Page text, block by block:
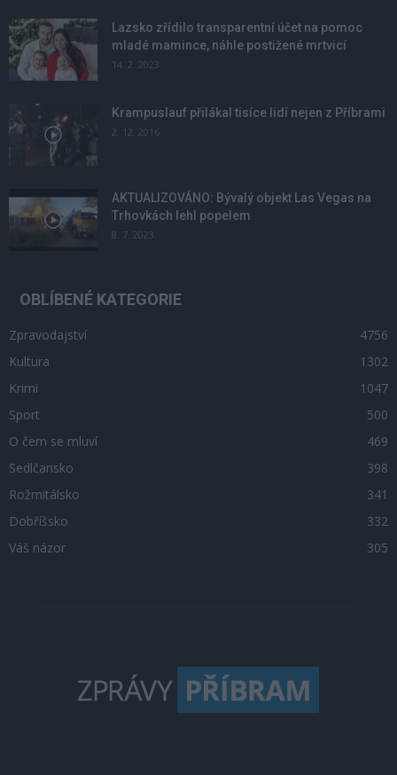
Lazsko zřídilo transparentní účet na pomoc
mladé mamince, náhle postižené mrtvicí
14. 2. 2023
Krampuslauf přilákal tisíce lidí nejen z Příbrami
2. 12. 2016
AKTUALIZOVÁNO: Bývalý objekt Las Vegas na
Trhovkách lehl popelem
8. 7. 2023
OBLÍBENÉ KATEGORIE
Zpravodajství
4756
Kultura
1302
Krimi
1047
Sport
500
O čem se mluví
469
Sedlčansko
398
Rožmitálsko
341
Dobříšsko
332
Váš názor
305